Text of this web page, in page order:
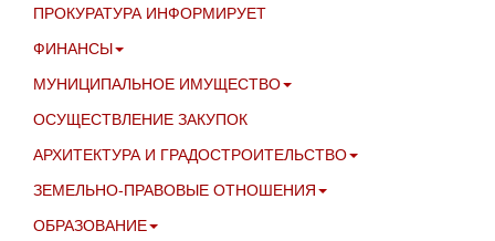
ПРОКУРАТУРА ИНФОРМИРУЕТ
ФИНАНСЫ
МУНИЦИПАЛЬНОЕ ИМУЩЕСТВО
ОСУЩЕСТВЛЕНИЕ ЗАКУПОК
АРХИТЕКТУРА И ГРАДОСТРОИТЕЛЬСТВО
ЗЕМЕЛЬНО-ПРАВОВЫЕ ОТНОШЕНИЯ
ОБРАЗОВАНИЕ